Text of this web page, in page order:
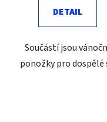
DETAIL
Součástí jsou
ponožky pro dospělé